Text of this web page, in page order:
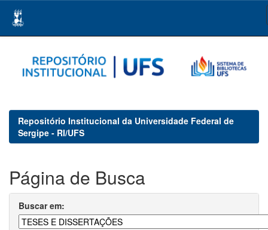
navigation
Repositório Institucional da Universidade Federal de
Sergipe - RI/UFS
Página de Busca
Buscar em: